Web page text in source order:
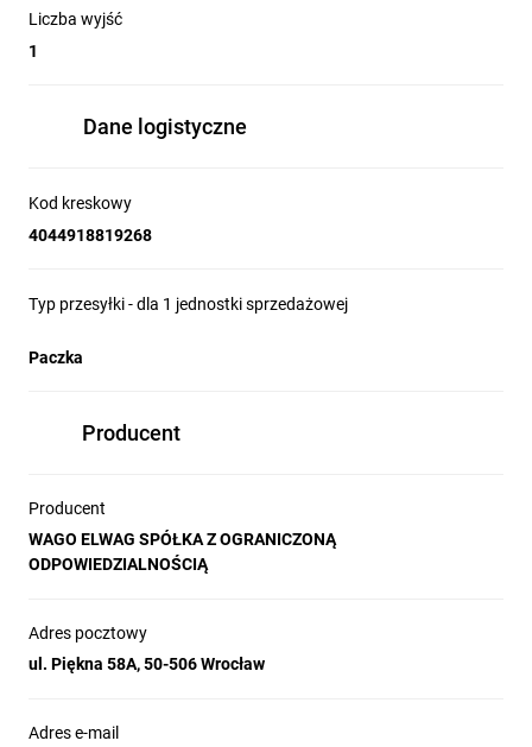
Liczba wyjść
1
Dane logistyczne
Kod kreskowy
4044918819268
Typ przesyłki - dla 1 jednostki sprzedażowej
Paczka
Producent
Producent
WAGO ELWAG SPÓŁKA Z OGRANICZONĄ
ODPOWIEDZIALNOŚCIĄ
Adres pocztowy
ul. Piękna 58A, 50-506 Wrocław
Adres e-mail